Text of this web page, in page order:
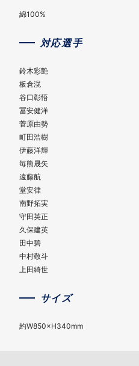
綿100%
対応選手
鈴木彩艶
板倉滉
谷口彰悟
冨安健洋
菅原由勢
町田浩樹
伊藤洋輝
毎熊晟矢
遠藤航
堂安律
南野拓実
守田英正
久保建英
田中碧
中村敬斗
上田綺世
サイズ
約W850×H340mm